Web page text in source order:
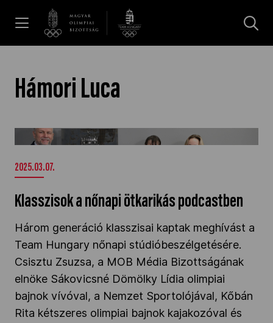
Dakar 2026
Los Angeles 2028
MOB
Kettőskarrier-program
Hámori Luca
Klasszisok a nőnapi ötkarikás podcastben" />
2025.03.07.
Klasszisok a nőnapi ötkarikás podcastben
Három generáció klasszisai kaptak meghívást a
Team Hungary nőnapi stúdióbeszélgetésére.
Csisztu Zsuzsa, a MOB Média Bizottságának
elnöke Sákovicsné Dömölky Lídia olimpiai
bajnok vívóval, a Nemzet Sportolójával, Kőbán
Rita kétszeres olimpiai bajnok kajakozóval és